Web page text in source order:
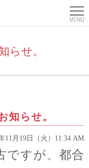
らせ。
知らせ。
11月19日（火）11:34 AM
ですが、都合